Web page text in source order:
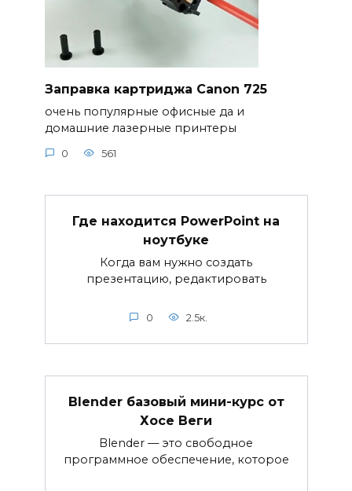
Заправка картриджа Canon 725
очень популярные офисные да и
домашние лазерные принтеры
0 561
Где находится PowerPoint на
ноутбуке
Когда вам нужно создать
презентацию, редактировать
0 2.5к.
Blender базовый мини-курс от
Хосе Веги
Blender — это свободное
программное обеспечение, которое